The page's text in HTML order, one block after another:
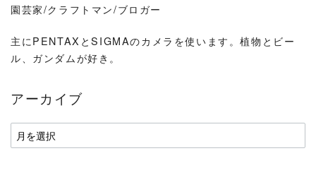
園芸家/クラフトマン/ブロガー
主にPENTAXとSIGMAのカメラを使います。植物とビー
ル、ガンダムが好き。
アーカイブ
ア
ー